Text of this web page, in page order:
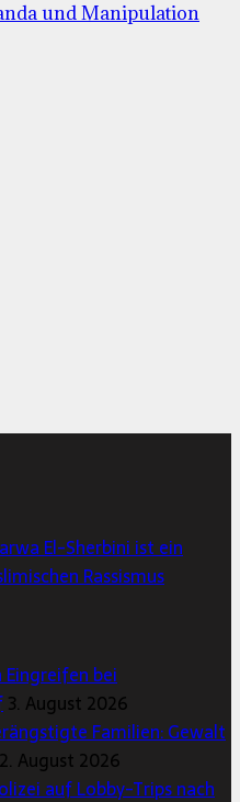
und Manipulation
El-Sherbini ist ein
Rassismus
Eingreifen bei
3. August 2026
Familien: Gewalt
2. August 2026
auf Lobby-Trips nach